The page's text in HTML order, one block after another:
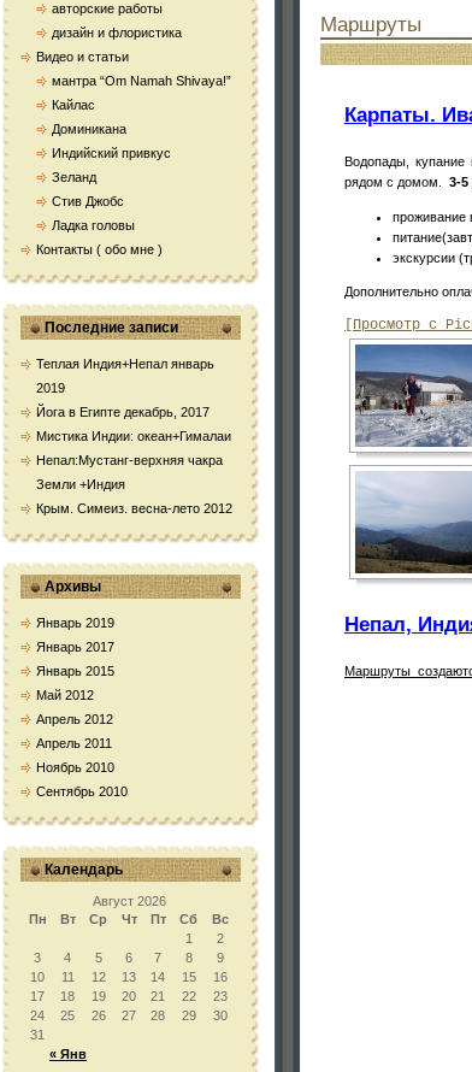
Контакты ( обо мне ) Маршруты
Карпаты.
Водопады,
рядом с домом.
3-5
проживание
экскурсии
Дополнительно
[Просмотр с
Непал,
Маршруты
авторские работы
дизайн и флористика
Видео и статьи
мантра “Om Namah Shivaya!”
Кайлас
Доминикана
Индийский привкус
Зеланд
Стив Джобс
Ладка головы
Контакты ( обо мне )
Последние записи
Теплая Индия+Непал январь
2019
Йога в Египте декабрь, 2017
Мистика Индии: океан+Гималаи
Непал:Мустанг-верхняя чакра
Земли +Индия
Крым. Симеиз. весна-лето 2012
Архивы
Январь 2019
Январь 2017
Январь 2015
Май 2012
Апрель 2012
Апрель 2011
Ноябрь 2010
Сентябрь 2010
Календарь
Август 2026
Пн
Вт Ср Чт Пт Сб Вс
« Янв
1
2
3
4 5 6 7 8
9
10
11 12 13 14 15
16
17
18 19 20 21 22
23
24
25 26 27 28 29
30
31